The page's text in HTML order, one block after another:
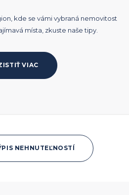
kde se vámi vybraná nemovitost
místa, zkuste naše tipy.
VIAC
NEHNUTEĽNOSTÍ